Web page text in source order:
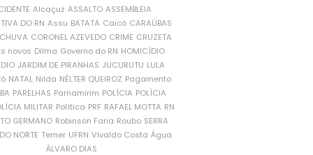
Alcaçuz ASSALTO ASSEMBLEIA
DO RN Assu BATATA Caicó CARAÚBAS
CORONEL AZEVEDO CRIME CRUZETA
novos Dilma Governo do RN HOMICÍDIO
JARDIM DE PIRANHAS JUCURUTU LULA
NATAL Nilda NÉLTER QUEIROZ Pagamento
PARELHAS Parnamirim POLÍCIA POLÍCIA
MILITAR Política PRF RAFAEL MOTTA RN
GERMANO Robinson Faria Roubo SERRA
NORTE Temer UFRN Vivaldo Costa Água
ÁLVARO DIAS